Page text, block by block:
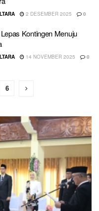
2 DESEMBER 2025 0
Kontingen Menuju
14 NOVEMBER 2025 0
6